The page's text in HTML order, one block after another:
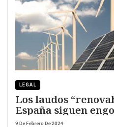
LEGAL
Los laudos
España siguen
9 De Febrero De 2024